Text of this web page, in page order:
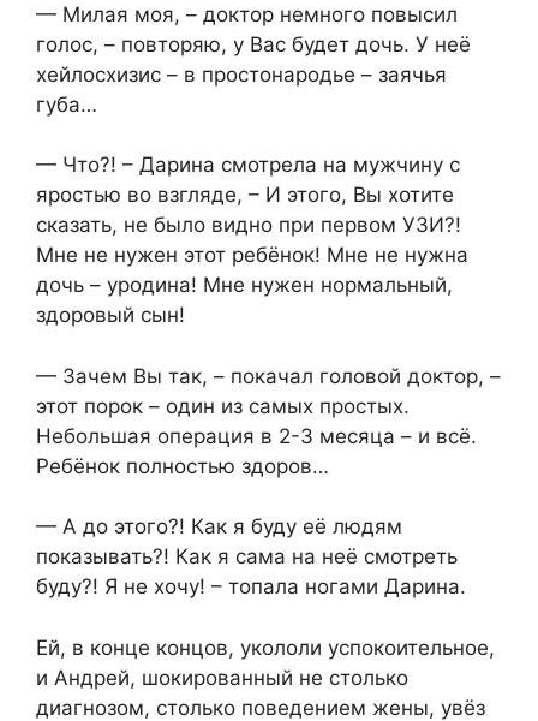
— Милая моя, – доктор немного повысил
голос, – повторяю, у Вас будет дочь. У неё
хейлосхизис – в простонародье – заячья
губа…
— Что?! – Дарина смотрела на мужчину с
яростью во взгляде, – И этого, Вы хотите
сказать, не было видно при первом УЗИ?!
Мне не нужен этот ребёнок! Мне не нужна
дочь – уродина! Мне нужен нормальный,
здоровый сын!
— Зачем Вы так, – покачал головой доктор, –
этот порок – один из самых простых.
Небольшая операция в 2-3 месяца – и всё.
Ребёнок полностью здоров…
— А до этого?! Как я буду её людям
показывать?! Как я сама на неё смотреть
буду?! Я не хочу! – топала ногами Дарина.
Ей, в конце концов, укололи успокоительное,
и Андрей, шокированный не столько
диагнозом, столько поведением жены, увёз